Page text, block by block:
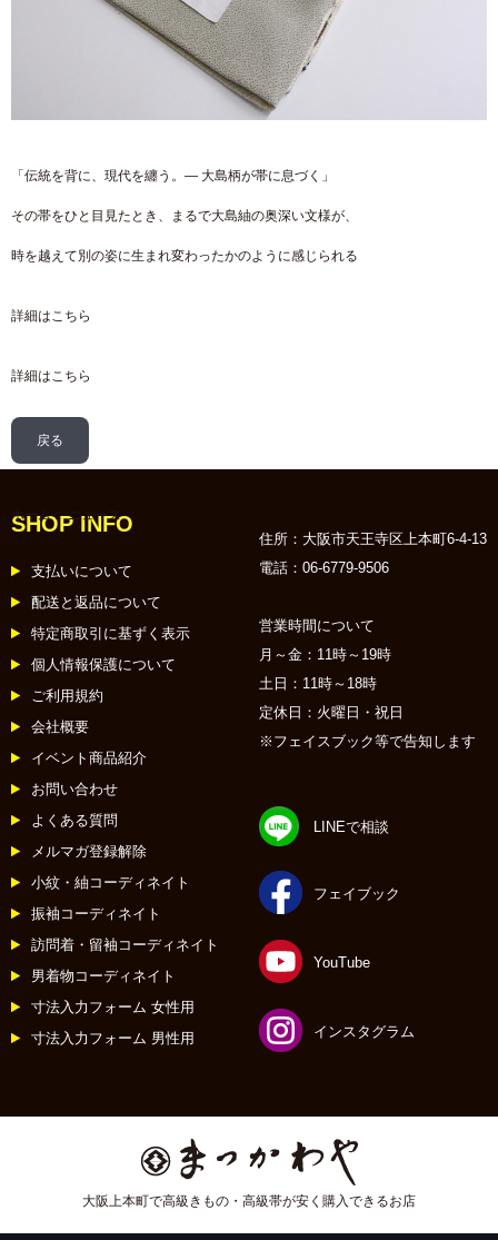
「伝統を背に、現代を纏う。― 大島柄が帯に息づく」
その帯をひと目見たとき、まるで大島紬の奥深い文様が、
時を越えて別の姿に生まれ変わったかのように感じられる
詳細は こちら
詳細は こちら
戻る
ホーム:: ニュース
SHOP INFO
支払いについて
配送と返品について
特定商取引に基ずく表示
個人情報保護について
ご利用規約
会社概要
イベント商品紹介
お問い合わせ
よくある質問
メルマガ登録解除
小紋・紬コーディネイト
振袖コーディネイト
訪問着・留袖コーディネイト
男着物コーディネイト
寸法入力フォーム 女性用
寸法入力フォーム 男性用
住所：大阪市天王寺区上本町6-4-13
電話：06-6779-9506
営業時間について
月～金：11時～19時
土日：11時～18時
定休日：火曜日・祝日
※フェイスブック等で告知します
LINEで相談
フェイブック
YouTube
インスタグラム
大阪上本町で高級きもの・高級帯が安く購入できるお店